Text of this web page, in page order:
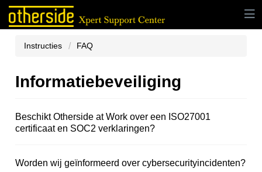
Instructies FAQ
Informatiebeveiliging
Beschikt Otherside at Work over een ISO27001
certificaat en SOC2 verklaringen?
Worden wij geïnformeerd over cybersecurityincidenten?